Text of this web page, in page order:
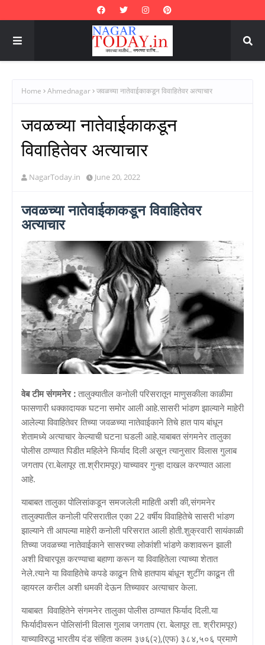
Home Ahmednagar जवळच्या नातेवाईकाकडून विवाहितेवर अत्याचार
जवळच्या नातेवाईकाकडून
विवाहितेवर अत्याचार
NagarToday.in June 20, 2022
जवळच्या नातेवाईकाकडून विवाहितेवर
अत्याचार
वेब टीम संगमनेर : तालुक्यातील कनोली परिसरातून माणुसकीला काळीमा
फासणारी धक्कादायक घटना समोर आली आहे.सासरी भांडण झाल्याने माहेरी
आलेल्या विवाहितेवर तिच्या जवळच्या नातेवाईकाने तिचे हात पाय बांधून
शेतामध्ये अत्याचार केल्याची घटना घडली आहे.याबाबत संगमनेर तालुका
पोलीस ठाण्यात पिडीत महिलेने फिर्याद दिली असून त्यानुसार विलास गुलाब
जगताप (रा.बेलापूर ता.श्रीरामपूर) याच्यावर गुन्हा दाखल करण्यात आला
आहे.
याबाबत तालुका पोलिसांकडून समजलेली माहिती अशी की,संगमनेर
तालुक्यातील कनोली परिसरातील एका 22 वर्षीय विवाहितेचे सासरी भांडण
झाल्याने ती आपल्या माहेरी कनोली परिसरात आली होती.शुक्रवारी सायंकाळी
तिच्या जवळच्या नातेवाईकाने सासरच्या लोकांशी भांडणे कशावरून झाली
अशी विचारपूस करण्याचा बहाणा करून या विवाहितेला त्याच्या शेतात
नेले.त्याने या विवाहितेचे कपडे काढून तिचे हातपाय बांधून शुटींग काढून ती
व्हायरल करील अशी धमकी देऊन तिच्यावर अत्याचार केला.
याबाबत विवाहितेने संगमनेर तालुका पोलीस ठाण्यात फिर्याद दिली.या
फिर्यादीवरून पोलिसांनी विलास गुलाब जगताप (रा. बेलापूर ता. श्रीरामपूर)
याच्याविरुद्ध भारतीय दंड संहिता कलम ३७६(२),(एफ) ३८४,५०६ प्रमाणे